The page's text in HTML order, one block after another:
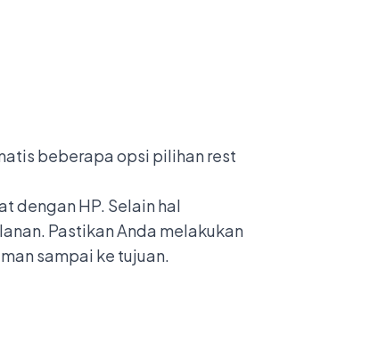
beberapa opsi pilihan rest
dengan HP. Selain hal
Pastikan Anda melakukan
sampai ke tujuan.